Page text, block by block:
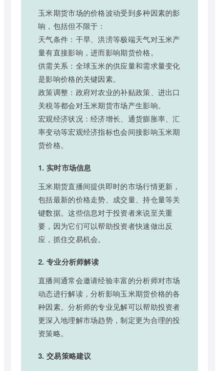
玉米期货市场的价格波动受到多种因素的影
响，包括但不限于：
天气条件：干旱、洪涝等极端天气对玉米产
量有直接影响，进而影响期货价格。
供需关系：全球玉米的供应量和需求量变化
是影响价格的关键因素。
政策调整：政府对农业的补贴政策、进出口
关税等都会对玉米期货市场产生影响。
宏观经济状况：经济增长、通货膨胀率、汇
率变动等宏观经济指标也会间接影响玉米期
货价格。
1. 实时市场信息
玉米期货直播间提供即时的市场行情更新，
包括最新的价格走势、成交量、持仓量等关
键数据。这些信息对于投资者来说至关重
要，因为它们可以帮助投资者快速做出反
应，抓住交易机会。
2. 专业分析师解读
直播间通常会邀请经验丰富的分析师对市场
动态进行解读，分析影响玉米期货价格的各
种因素。分析师的专业见解可以帮助投资者
更深入地理解市场趋势，制定更为合理的投
资策略。
3. 交易策略建议